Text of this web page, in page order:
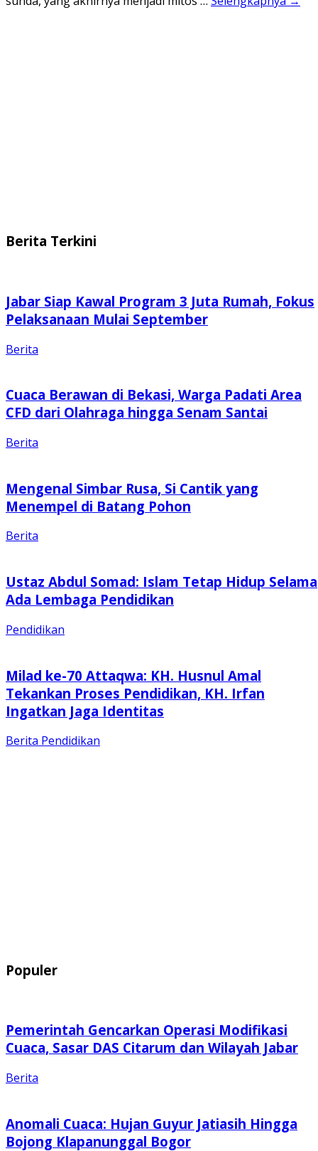
Berita Terkini
Jabar Siap Kawal Program 3 Juta Rumah, Fokus
Pelaksanaan Mulai September
Berita
Cuaca Berawan di Bekasi, Warga Padati Area
CFD dari Olahraga hingga Senam Santai
Berita
Mengenal Simbar Rusa, Si Cantik yang
Menempel di Batang Pohon
Berita
Ustaz Abdul Somad: Islam Tetap Hidup Selama
Ada Lembaga Pendidikan
Pendidikan
Milad ke-70 Attaqwa: KH. Husnul Amal
Tekankan Proses Pendidikan, KH. Irfan
Ingatkan Jaga Identitas
Berita Pendidikan
Populer
Pemerintah Gencarkan Operasi Modifikasi
Cuaca, Sasar DAS Citarum dan Wilayah Jabar
Berita
Anomali Cuaca: Hujan Guyur Jatiasih Hingga
Bojong Klapanunggal Bogor